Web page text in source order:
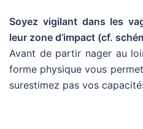
Soyez vigilant dans les
leur zone d’impact (cf.
Avant de partir nager au
forme physique vous
surestimez pas vos